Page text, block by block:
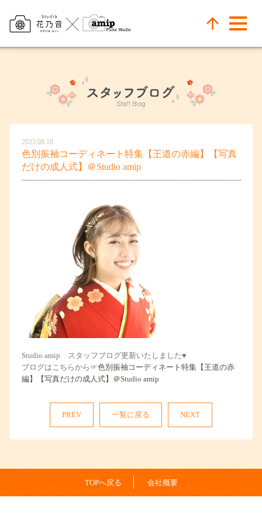
2023.08.18
色別振袖コーディネート特集【王道の赤編】【写真
だけの成人式】＠Studio amip
Studio amip スタッフブログ更新いたしました♥
ブログはこちらから☞色別振袖コーディネート特集【王道の赤
編】【写真だけの成人式】＠Studio amip
PREV 一覧に戻る NEXT
TOPへ戻る 会社概要